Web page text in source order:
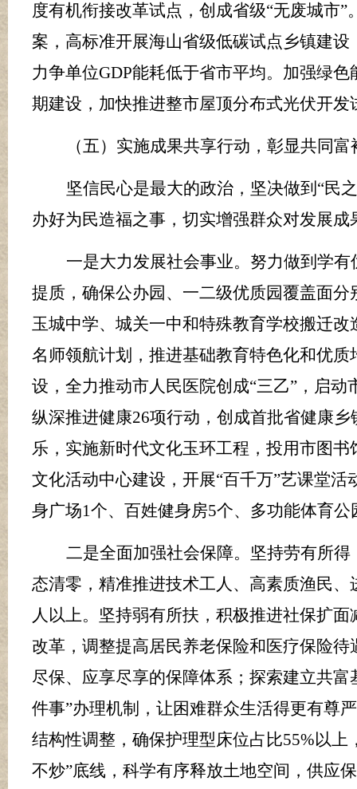
度有机衔接改革试点，创成省级“无废城市”
案，高标准开展海山省级低碳试点乡镇建
力争单位GDP能耗低于省市平均。加强绿
期建设，加快推进整市屋顶分布式光伏开发
（五）实施成果共享行动，彰显共同
坚信民心是最大的政治，坚决做到 “民
办好为民造福之事，切实增强群众对发展
一是大力发展社会事业。 努力做到学有
提质，确保公办园、一二级优质园覆盖面分
玉城中学、城关一中和特殊教育学校搬迁
名师领航计划，推进基础教育特色化和优
设，全力推动市人民医院创 成“三乙” ， 启动
纵深推进健康26项行动，创成首批省健康乡
乐，实施新时代文化玉环工程，投用市图
文化活动中心建设，开展“百千万”艺课堂活
身广场1个、百姓健身房5个、多功能体育公
二是全面加强社会保障。 坚持劳有所
态清零，精准推进技术工人、高素质渔民
人以上。坚持弱有所扶，积极推进社保扩
改革，调整提高居民养老保险和医疗保险
尽保、应享尽享的保障体系 ；探索建立共
件事”办理机制，让困难群众生活得更有尊
结构性调整，确保护理型床位占比55%以上
不炒”底线，科学有序释放土地空间，供应